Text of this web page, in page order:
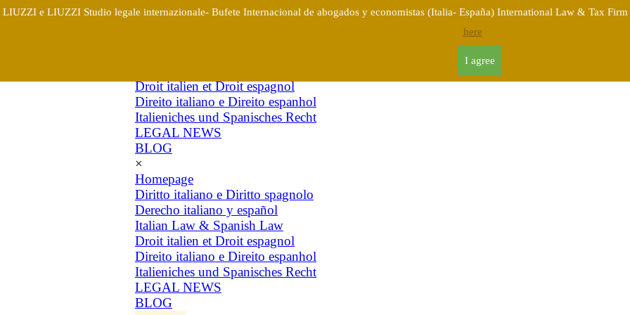
LIUZZI e LIUZZI Studio legale internazionale- Bufete Internacional de abogados y economistas (Italia- España) International Law & Tax
here
I agree
×
Droit italien et Droit espagnol
Direito italiano e Direito espanhol
Italieniches und Spanisches Recht
LEGAL NEWS
BLOG
×
Homepage
Diritto italiano e Diritto spagnolo
Derecho italiano y español
Italian Law & Spanish Law
Droit italien et Droit espagnol
Direito italiano e Direito espanhol
Italieniches und Spanisches Recht
LEGAL NEWS
BLOG